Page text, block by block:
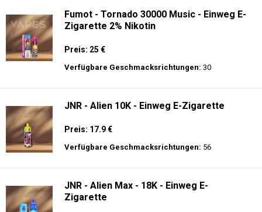
Fumot - Tornado 30000 Music - Einweg E-
Zigarette 2% Nikotin
Preis: 25 €
Verfügbare Geschmacksrichtungen: 30
JNR - Alien 10K - Einweg E-Zigarette
Preis: 17.9 €
Verfügbare Geschmacksrichtungen: 56
JNR - Alien Max - 18K - Einweg E-
Zigarette